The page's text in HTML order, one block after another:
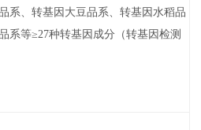
系、转基因大豆品系、转基因水稻品
系等≥27种转基因成分（转基因检测